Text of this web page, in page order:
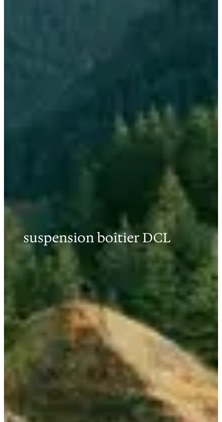
suspension boîtier DCL